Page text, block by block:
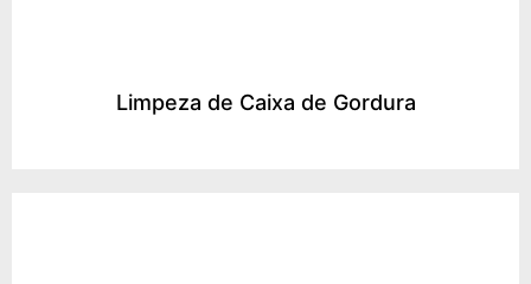
Limpeza de Caixa de Gordura